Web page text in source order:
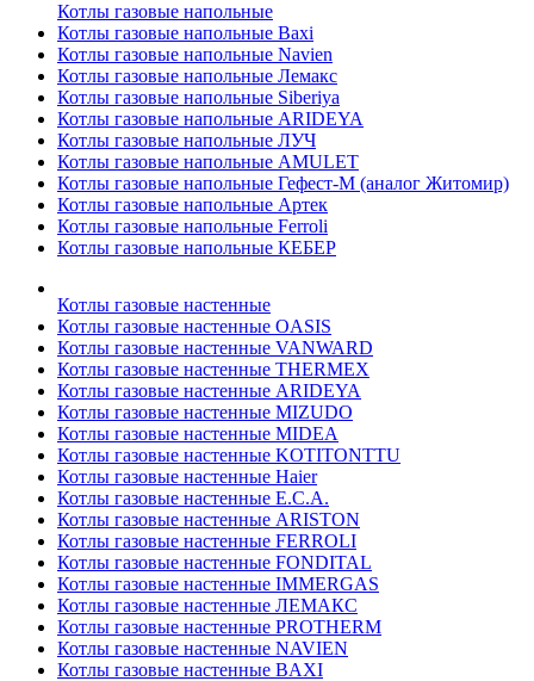
Котлы газовые напольные
Котлы газовые напольные Baxi
Котлы газовые напольные Navien
Котлы газовые напольные Лемакс
Котлы газовые напольные Siberiya
Котлы газовые напольные ARIDEYA
Котлы газовые напольные ЛУЧ
Котлы газовые напольные AMULET
Котлы газовые напольные Гефест-М (аналог Житомир)
Котлы газовые напольные Артек
Котлы газовые напольные Ferroli
Котлы газовые напольные КЕБЕР
Котлы газовые настенные
Котлы газовые настенные OASIS
Котлы газовые настенные VANWARD
Котлы газовые настенные THERMEX
Котлы газовые настенные ARIDEYA
Котлы газовые настенные MIZUDO
Котлы газовые настенные MIDEA
Котлы газовые настенные KOTITONTTU
Котлы газовые настенные Haier
Котлы газовые настенные E.C.A.
Котлы газовые настенные ARISTON
Котлы газовые настенные FERROLI
Котлы газовые настенные FONDITAL
Котлы газовые настенные IMMERGAS
Котлы газовые настенные ЛЕМАКС
Котлы газовые настенные PROTHERM
Котлы газовые настенные NAVIEN
Котлы газовые настенные BAXI